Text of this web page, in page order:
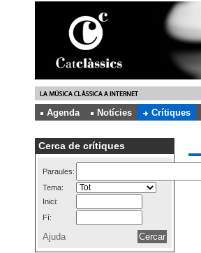
Agenda
Notícies Crítiques
Cerca de crítiques
Paraules:
Tema:
Inici:
Fí:
Ajuda